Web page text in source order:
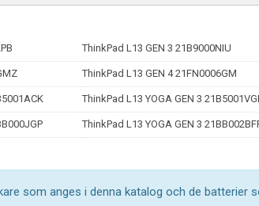
ThinkPad L13 GEN 3 21B9000NIU
ThinkPad L13 GEN 4 21FN0006GM
ThinkPad L13 YOGA GEN 3
ThinkPad L13 YOGA GEN 3
som anges i denna katalog och de batterier